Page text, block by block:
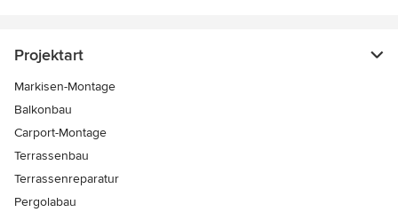
Projektart
Markisen-Montage
Balkonbau
Carport-Montage
Terrassenbau
Terrassenreparatur
Pergolabau